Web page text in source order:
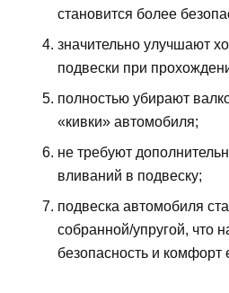
становится более
значительно улучшают
подвески при
полностью убирают
«кивки» автомобиля;
не требуют
вливаний в подвеску;
подвеска автомобиля
собранной/упругой, что
безопасность и комфорт